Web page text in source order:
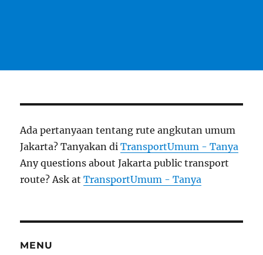
Ada pertanyaan tentang rute angkutan umum
Jakarta? Tanyakan diTransportUmum - Tanya
Any questions about Jakarta public transport
route? Ask atTransportUmum - Tanya
MENU